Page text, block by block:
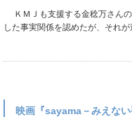
ＫＭＪも支援する金稔万さんの
した事実関係を認めたが、それ
映画『sayama－みえな